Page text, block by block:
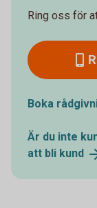
Ring oss för
Boka
Är du inte
att bli kund